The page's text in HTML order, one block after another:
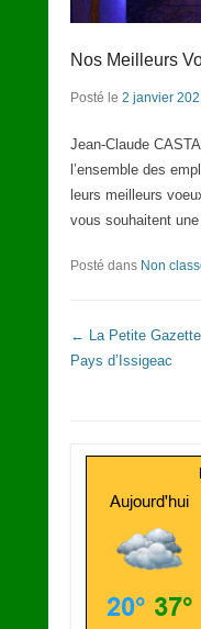
Nos Meilleurs
Posté le 2 janvier
Jean-Claude
l’ensemble des
leurs meilleurs
vous souhaitent une
Posté dans Non
Navigation dans les
← La Petite
Pays d’Issigeac